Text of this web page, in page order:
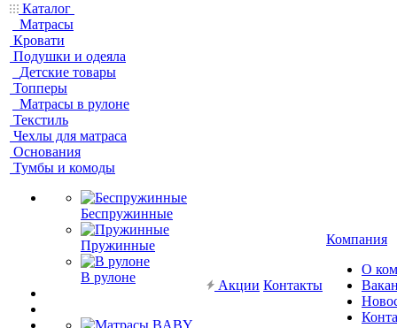
Каталог
Матрасы
Кровати
Подушки и одеяла
Детские товары
Топперы
Матрасы в рулоне
Текстиль
Чехлы для матраса
Основания
Тумбы и комоды
Беспружинные
Пружинные
В рулоне
Акции Контакты
Компания
О